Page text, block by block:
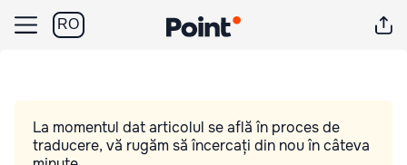
RO
La momentul dat articolul se află în proces de
traducere, vă rugăm să încercați din nou în câteva